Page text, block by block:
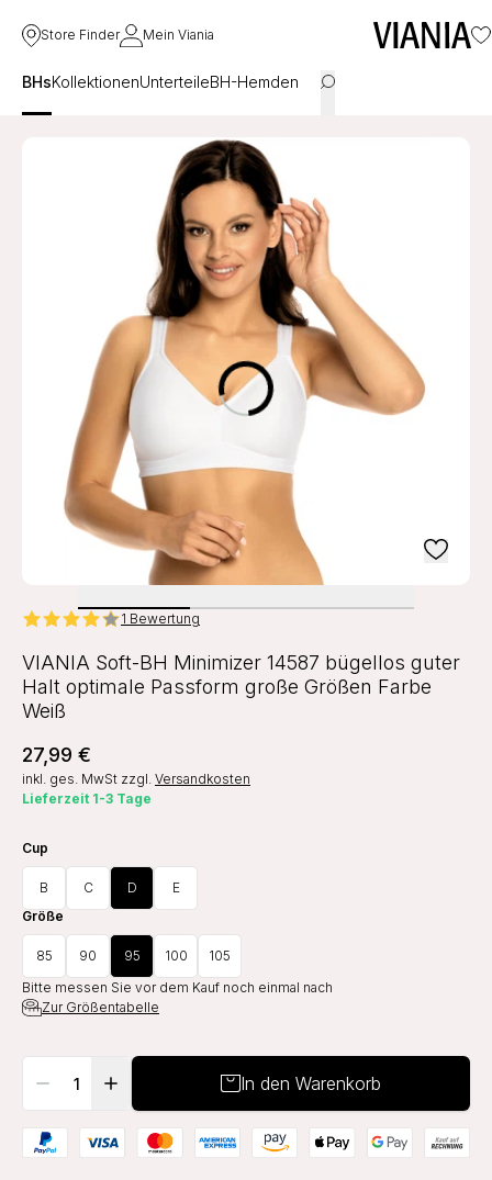
Store Finder Mein Viania
BHsKollektionenUnterteileBH-Hemden
1 Bewertung
VIANIA Soft-BH Minimizer 14587 bügellos guter
Halt optimale Passform große Größen Farbe
Weiß
27,99 €
inkl. ges. MwSt zzgl. Versandkosten
Lieferzeit 1-3 Tage
Cup
B C D
E
Größe
85 90 95 100
105
Bitte messen Sie vor dem Kauf noch einmal nach
Zur Größentabelle
In den Warenkorb